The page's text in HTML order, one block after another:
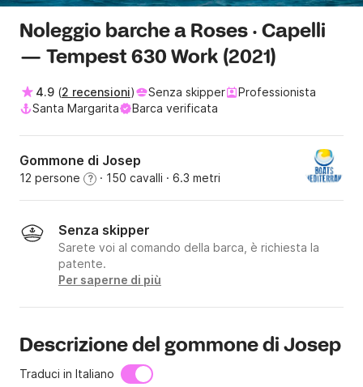
Noleggio barche a Roses · Capelli
— Tempest 630 Work (2021)
4.9 (2 recensioni) Senza skipper
Professionista
Santa Margarita
Barca verificata
Gommone di Josep
12 persone ? · 150 cavalli · 6.3 metri
Senza skipper
Sarete voi al comando della barca, è richiesta la
patente.
Per saperne di più
Descrizione del gommone di Josep
Traduci in Italiano